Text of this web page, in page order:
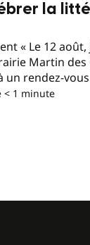
la
« Le 12 août,
Martin des
un rendez-
< 1 minute